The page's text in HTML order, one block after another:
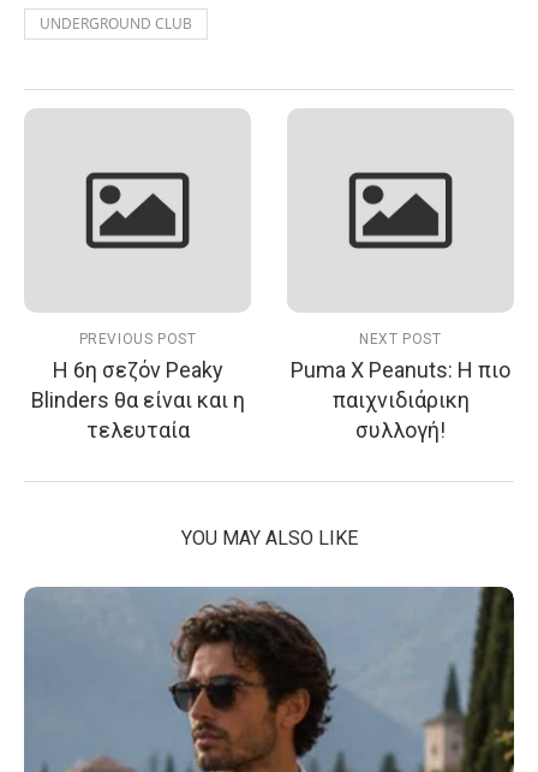
UNDERGROUND CLUB
PREVIOUS POST
Η 6η σεζόν Peaky
Blinders θα είναι και η
τελευταία
NEXT POST
Puma X Peanuts: Η πιο
παιχνιδιάρικη
συλλογή!
YOU MAY ALSO LIKE